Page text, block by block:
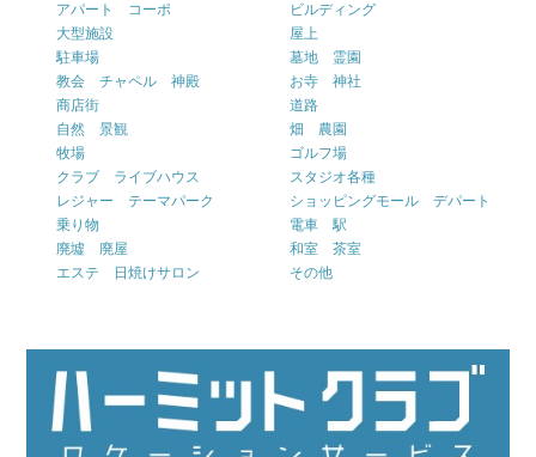
アパート コーポ
ビルディング
大型施設
屋上
駐車場
墓地 霊園
教会 チャペル 神殿
お寺 神社
商店街
道路
自然 景観
畑 農園
牧場
ゴルフ場
クラブ ライブハウス
スタジオ各種
レジャー テーマパーク
ショッピングモール デパート
乗り物
電車 駅
廃墟 廃屋
和室 茶室
エステ 日焼けサロン
その他